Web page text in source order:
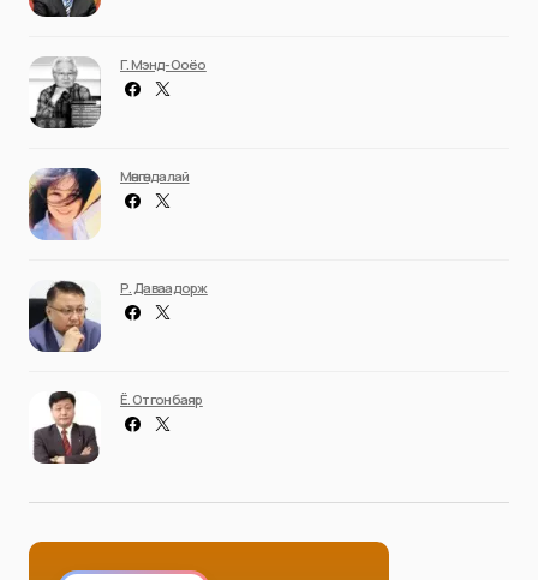
Г. Мэнд-Ооёо
Мөнгөндалай
Р. Даваадорж
Ё. Отгонбаяр